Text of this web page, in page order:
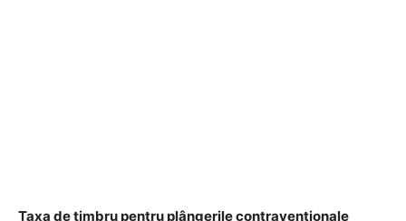
Taxa de timbru pentru plângerile contravenționale